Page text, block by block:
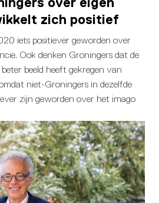
zich positief
iets positiever geworden over
Ook denken Groningers dat de
beeld heeft gekregen van
niet-Groningers in dezelfde
zijn geworden over het imago